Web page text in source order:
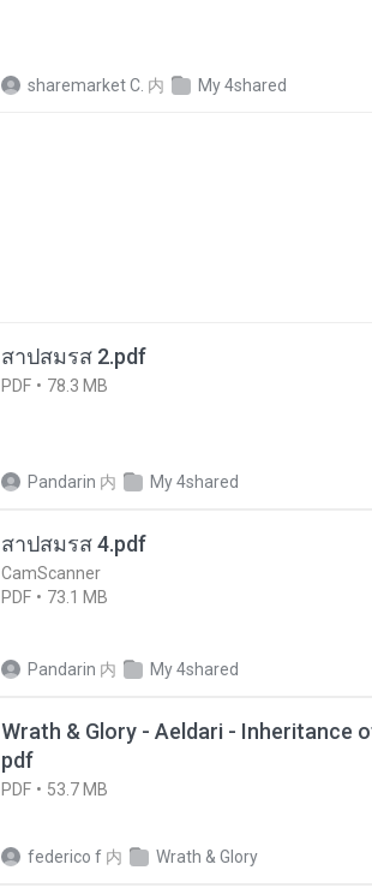
sharemarket C. 内 My 4shared
สาปสมรส 2.pdf
PDF 78.3 MB
Pandarin 内 My 4shared
สาปสมรส 4.pdf
CamScanner
PDF
73.1 MB
Pandarin 内 My 4shared
Wrath & Glory - Aeldari - Inheritance
pdf
PDF 53.7 MB
federico f 内 Wrath & Glory